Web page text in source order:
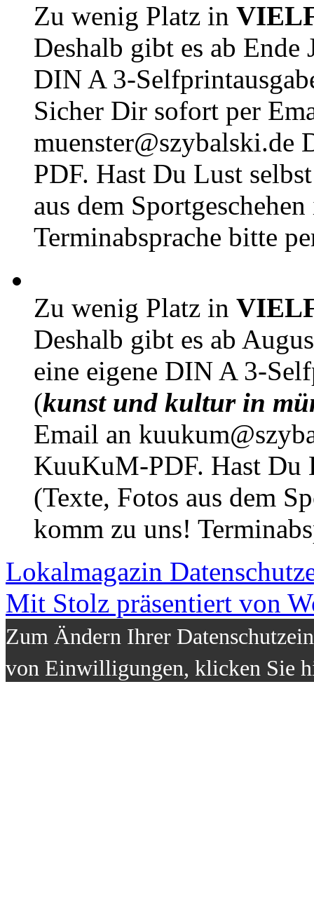
Zu wenig Platz in
Deshalb gibt es ab Ende
DIN A 3-
Sicher Dir sofort per
muenster@szybalski.de
PDF. Hast Du Lust
aus dem
Terminabsprache bitte
Zu wenig Platz in
Deshalb gibt es ab
eine eigene DIN A 3-
(kunst und kultur in
Email an
KuuKuM-PDF. Hast Du
(Texte, Fotos aus dem
komm zu uns!
Lokalmagazin
Mit Stolz präsentiert von
Zum Ändern Ihrer
von Einwilligungen, klicken Sie